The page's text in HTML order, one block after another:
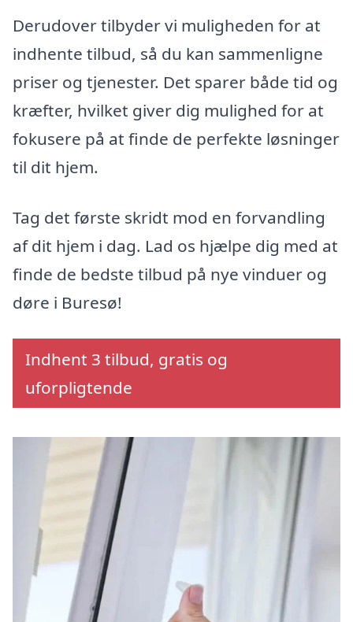
Derudover tilbyder vi muligheden for at
indhente tilbud, så du kan sammenligne
priser og tjenester. Det sparer både tid og
kræfter, hvilket giver dig mulighed for at
fokusere på at finde de perfekte løsninger
til dit hjem.
Tag det første skridt mod en forvandling
af dit hjem i dag. Lad os hjælpe dig med at
finde de bedste tilbud på nye vinduer og
døre i Buresø!
Indhent 3 tilbud, gratis og
uforpligtende